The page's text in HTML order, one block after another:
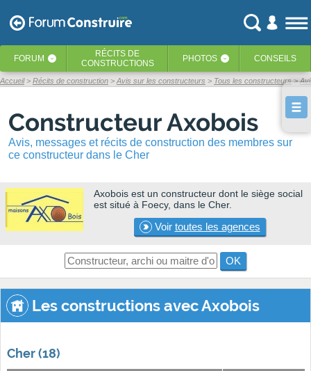
FORUM ‹ RÉCITS DE
CONSTRUCTIONS
PHOTOS ‹ CONSEILS
Accueil Récits de construction Avis sur les constructeurs Tous les constructeurs
Constructeur Axobois
Avis, messages et récits de construction des membres sur
ce constructeur dans le Cher
Axobois est un constructeur dont le siège social
est situé à Foecy, dans le Cher.
Voir toutes les agences
OK
Les constructions avec Axobois
Cher (18)